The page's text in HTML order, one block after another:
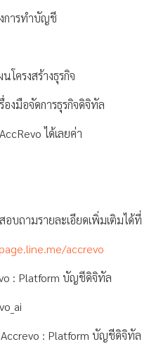
การทำบัญชี
โครงสร้างธุรกิจ
งมือจัดการธุรกิจดิจิทัล
ได้เลยค่า
บถามรายละเอียดเพิ่มเติมได้ที่
accrevo
: Platform บัญชีดิจิทัล
: Platform บัญชีดิจิทัล